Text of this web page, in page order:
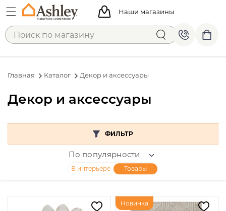
Наши магазины
Главная Каталог Декор и аксессуары
Декор и аксессуары
ФИЛЬТР
По популярности
В интерьере Товары
Новинка